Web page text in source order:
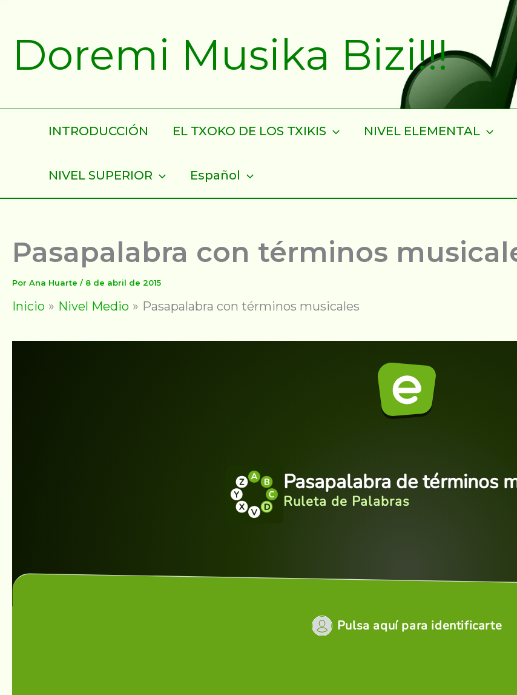
contenido
Doremi Musika Bizi!!!
INTRODUCCIÓN EL TXOKO DE LOS TXIKIS NIVEL ELEMENTAL
NIVEL SUPERIOR Español
Pasapalabra con términos
Por Ana Huarte / 8 de abril de 2015
Inicio Nivel Medio Pasapalabra con términos musicales